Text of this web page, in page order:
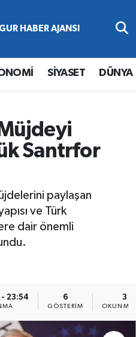
SİYASET DÜNYA
Santrfor
paylaşan
ve Türk
dair önemli
23:54 6
GÖSTERIM
3
OKUNMA
ve Fikstür